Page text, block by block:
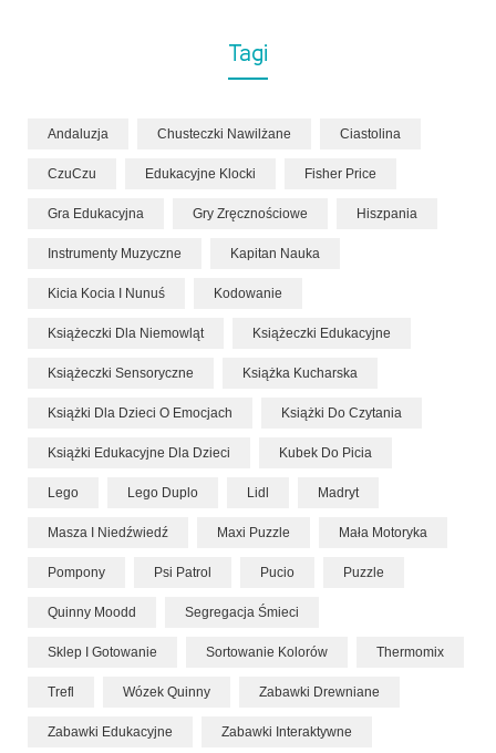
Tagi
Andaluzja Chusteczki Nawilżane Ciastolina
CzuCzu Edukacyjne Klocki Fisher Price
Gra Edukacyjna Gry Zręcznościowe Hiszpania
Instrumenty Muzyczne Kapitan Nauka
Kicia Kocia I Nunuś Kodowanie
Książeczki Dla Niemowląt Książeczki Edukacyjne
Książeczki Sensoryczne Książka Kucharska
Książki Dla Dzieci O Emocjach Książki Do Czytania
Książki Edukacyjne Dla Dzieci Kubek Do Picia
Lego Lego Duplo Lidl Madryt
Masza I Niedźwiedź Maxi Puzzle Mała Motoryka
Pompony Psi Patrol Pucio Puzzle
Quinny Moodd Segregacja Śmieci
Sklep I Gotowanie Sortowanie Kolorów Thermomix
Trefl Wózek Quinny Zabawki Drewniane
Zabawki Edukacyjne Zabawki Interaktywne